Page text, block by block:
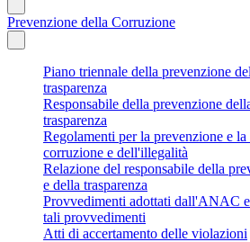
Prevenzione della Corruzione
Piano triennale della prevenzione
trasparenza
Responsabile della prevenzione
trasparenza
Regolamenti per la prevenzione e la
corruzione e dell'illegalità
Relazione del responsabile della
e della trasparenza
Provvedimenti adottati dall'ANAC
tali provvedimenti
Atti di accertamento delle violazioni